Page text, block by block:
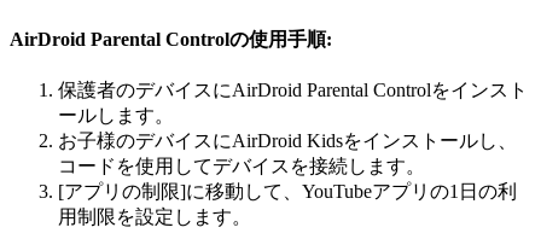
AirDroid Parental Controlの使用手順:
保護者のデバイスにAirDroid Parental Controlをインスト
ールします。
お子様のデバイスにAirDroid Kidsをインストールし、
コードを使用してデバイスを接続します。
[アプリの制限]に移動して、YouTubeアプリの1日の利
用制限を設定します。